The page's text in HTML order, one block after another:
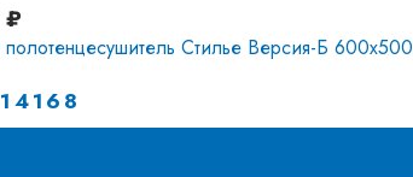
₽
Стилье Версия-Б 600х500